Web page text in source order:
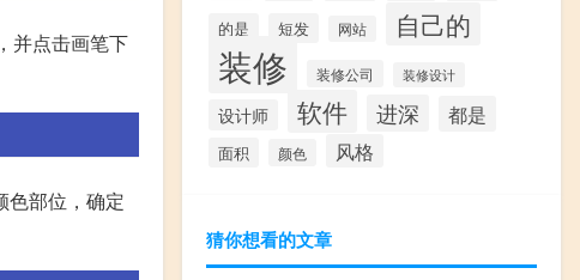
并点击画笔下
色部位，确定
的是 短发 网站 自己的
装修 装修公司 装修设计
设计师 软件 进深 都是
面积 颜色 风格
猜你想看的文章